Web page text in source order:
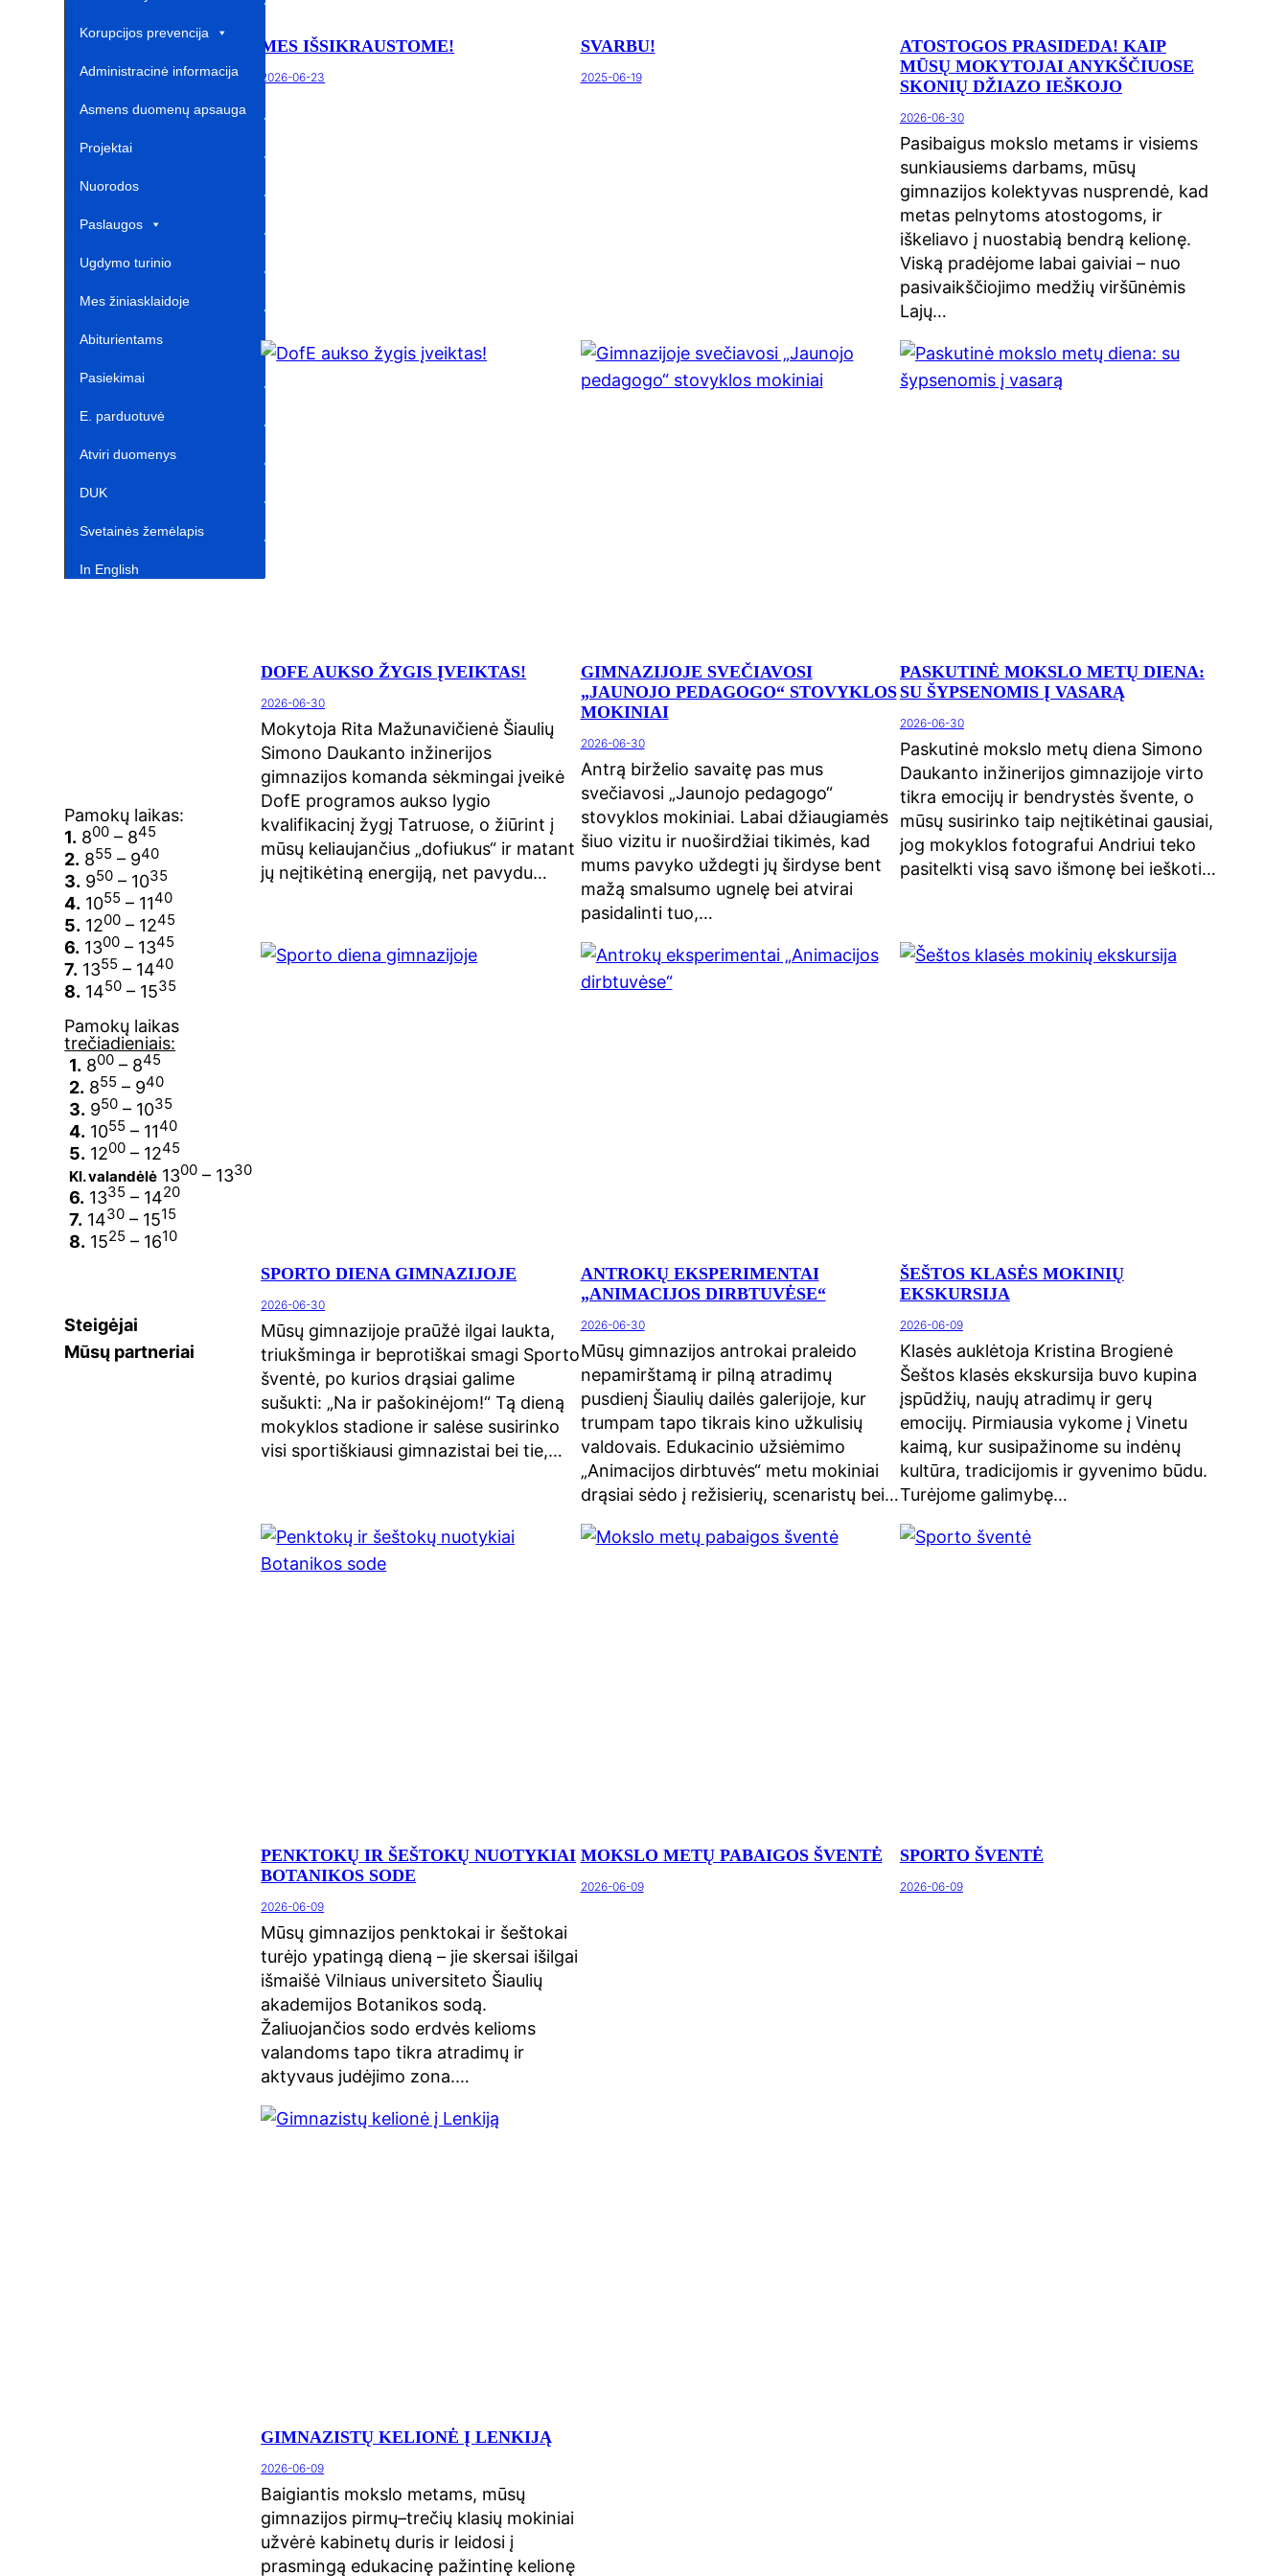
Korupcijos prevencija
Administracinė informacija
Asmens duomenų apsauga
Projektai‎
Nuorodos ‎ ‎ ‎ ‎ ‎ ‎ ‎ ‎ ‎ ‎ ‎‎
Paslaugos
Ugdymo turinio
atnaujinimas‎
Mes žiniasklaidoje‎
Abiturientams‎‎
Pasiekimai
E. parduotuvė ‎ ‎ ‎ ‎ ‎ ‎ ‎ ‎ ‎ ‎ ‎ ‎ ‎
Atviri duomenys
DUK
Svetainės žemėlapis
In English‎
Pamokų laikas:
1. 800 – 845
2. 855 – 940
3. 950 – 1035
4. 1055 – 1140
5. 1200 – 1245
6. 1300 – 1345
7. 1355 – 1440
8. 1450 – 1535
Pamokų laikas
trečiadieniais:
1. 800 – 845
2. 855 – 940
3. 950 – 1035
4. 1055 – 1140
5. 1200 – 1245
Kl. valandėlė 1300 – 1330
6. 1335 – 1420
7. 1430 – 1515
8. 1525 – 1610
Steigėjai
Mūsų partneriai
MES IŠSIKRAUSTOME!
2026-06-23
SVARBU!
2025-06-19
ATOSTOGOS PRASIDEDA! KAIP
MŪSŲ MOKYTOJAI ANYKŠČIUOSE
SKONIŲ DŽIAZO IEŠKOJO
2026-06-30
Pasibaigus mokslo metams ir visiems
sunkiausiems darbams, mūsų
gimnazijos kolektyvas nusprendė, kad
metas pelnytoms atostogoms, ir
iškeliavo į nuostabią bendrą kelionę.
Viską pradėjome labai gaiviai – nuo
pasivaikščiojimo medžių viršūnėmis
Lajų…
DOFE AUKSO ŽYGIS ĮVEIKTAS!
2026-06-30
Mokytoja Rita Mažunavičienė Šiaulių
Simono Daukanto inžinerijos
gimnazijos komanda sėkmingai įveikė
DofE programos aukso lygio
kvalifikacinį žygį Tatruose, o žiūrint į
mūsų keliaujančius „dofiukus“ ir matant
jų neįtikėtiną energiją, net pavydu…
GIMNAZIJOJE SVEČIAVOSI
„JAUNOJO PEDAGOGO“ STOVYKLOS
MOKINIAI
2026-06-30
Antrą birželio savaitę pas mus
svečiavosi „Jaunojo pedagogo“
stovyklos mokiniai. Labai džiaugiamės
šiuo vizitu ir nuoširdžiai tikimės, kad
mums pavyko uždegti jų širdyse bent
mažą smalsumo ugnelę bei atvirai
pasidalinti tuo,…
PASKUTINĖ MOKSLO METŲ DIENA:
SU ŠYPSENOMIS Į VASARĄ
2026-06-30
Paskutinė mokslo metų diena Simono
Daukanto inžinerijos gimnazijoje virto
tikra emocijų ir bendrystės švente, o
mūsų susirinko taip neįtikėtinai gausiai,
jog mokyklos fotografui Andriui teko
pasitelkti visą savo išmonę bei ieškoti…
SPORTO DIENA GIMNAZIJOJE
2026-06-30
Mūsų gimnazijoje praūžė ilgai laukta,
triukšminga ir beprotiškai smagi Sporto
šventė, po kurios drąsiai galime
sušukti: „Na ir pašokinėjom!“ Tą dieną
mokyklos stadione ir salėse susirinko
visi sportiškiausi gimnazistai bei tie,…
ANTROKŲ EKSPERIMENTAI
„ANIMACIJOS DIRBTUVĖSE“
2026-06-30
Mūsų gimnazijos antrokai praleido
nepamirštamą ir pilną atradimų
pusdienį Šiaulių dailės galerijoje, kur
trumpam tapo tikrais kino užkulisių
valdovais. Edukacinio užsiėmimo
„Animacijos dirbtuvės“ metu mokiniai
drąsiai sėdo į režisierių, scenaristų bei…
ŠEŠTOS KLASĖS MOKINIŲ
EKSKURSIJA
2026-06-09
Klasės auklėtoja Kristina Brogienė
Šeštos klasės ekskursija buvo kupina
įspūdžių, naujų atradimų ir gerų
emocijų. Pirmiausia vykome į Vinetu
kaimą, kur susipažinome su indėnų
kultūra, tradicijomis ir gyvenimo būdu.
Turėjome galimybę…
PENKTOKŲ IR ŠEŠTOKŲ NUOTYKIAI
BOTANIKOS SODE
2026-06-09
Mūsų gimnazijos penktokai ir šeštokai
turėjo ypatingą dieną – jie skersai išilgai
išmaišė Vilniaus universiteto Šiaulių
akademijos Botanikos sodą.
Žaliuojančios sodo erdvės kelioms
valandoms tapo tikra atradimų ir
aktyvaus judėjimo zona.…
MOKSLO METŲ PABAIGOS ŠVENTĖ
2026-06-09
SPORTO ŠVENTĖ
2026-06-09
GIMNAZISTŲ KELIONĖ Į LENKIJĄ
2026-06-09
Baigiantis mokslo metams, mūsų
gimnazijos pirmų–trečių klasių mokiniai
užvėrė kabinetų duris ir leidosi į
prasmingą edukacinę pažintinę kelionę